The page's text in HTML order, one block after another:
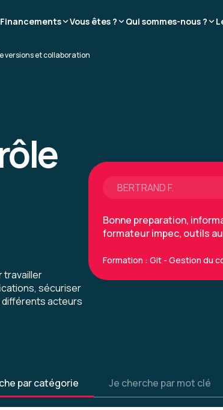
Vous êtes ? Qui sommes-nous ?
versions et collaboration
travailler
sécuriser
acteurs
BERTRAND F.
Bonne preparation,
formateur impec, outils
Formation : Git - Gestion du
Formation : Git - Gestion du
par catégorie Je cherche par mot clé